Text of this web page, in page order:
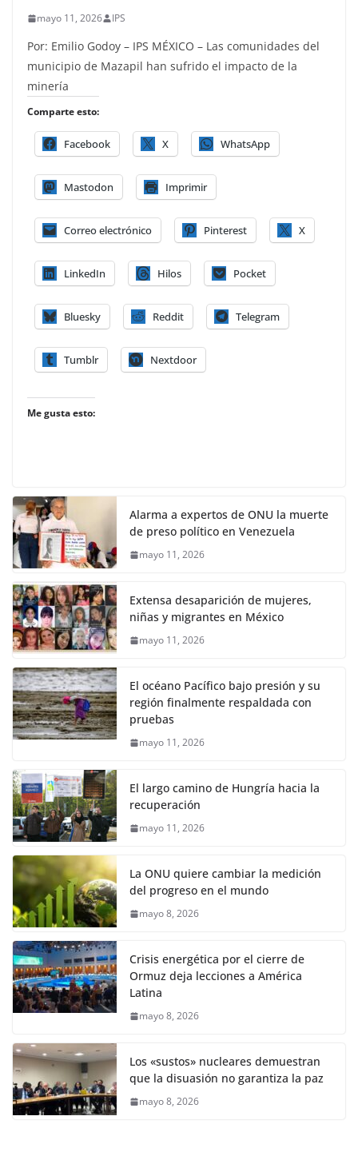
mayo 11, 2026 IPS
Por: Emilio Godoy – IPS MÉXICO – Las comunidades del
municipio de Mazapil han sufrido el impacto de la
minería
Comparte esto:
Facebook X WhatsApp
Mastodon Imprimir
Correo electrónico Pinterest X
LinkedIn Hilos Pocket
Bluesky Reddit Telegram
Tumblr Nextdoor
Me gusta esto:
Alarma a expertos de ONU la muerte
de preso político en Venezuela
mayo 11, 2026
Extensa desaparición de mujeres,
niñas y migrantes en México
mayo 11, 2026
El océano Pacífico bajo presión y su
región finalmente respaldada con
pruebas
mayo 11, 2026
El largo camino de Hungría hacia la
recuperación
mayo 11, 2026
La ONU quiere cambiar la medición
del progreso en el mundo
mayo 8, 2026
Crisis energética por el cierre de
Ormuz deja lecciones a América
Latina
mayo 8, 2026
Los «sustos» nucleares demuestran
que la disuasión no garantiza la paz
mayo 8, 2026